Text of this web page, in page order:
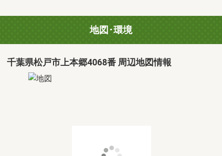
地図･環境
千葉県松戸市上本郷4068番 周辺地図情報